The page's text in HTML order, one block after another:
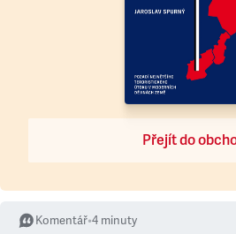
Přejít do
Komentář•4 minuty